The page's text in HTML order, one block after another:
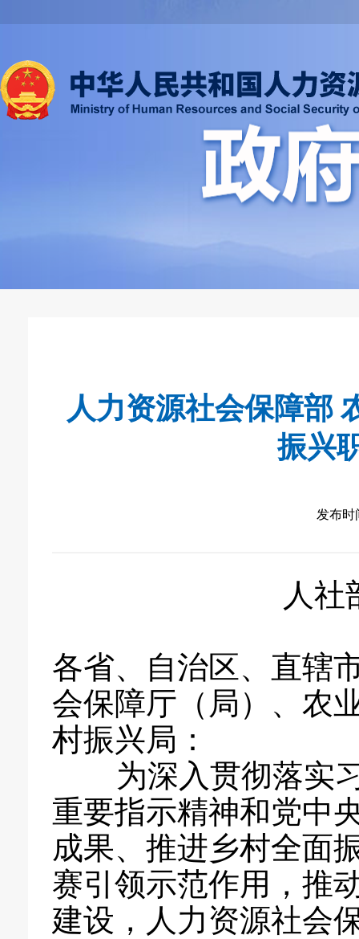
人力资源社会保障部
振兴
发布时
人社
各省、自治区、直辖
会保障厅（局）、农
村振兴局：
为深入贯彻落实习
重要指示精神和党中
成果、推进乡村全面
赛引领示范作用，推
建设，人力资源社会